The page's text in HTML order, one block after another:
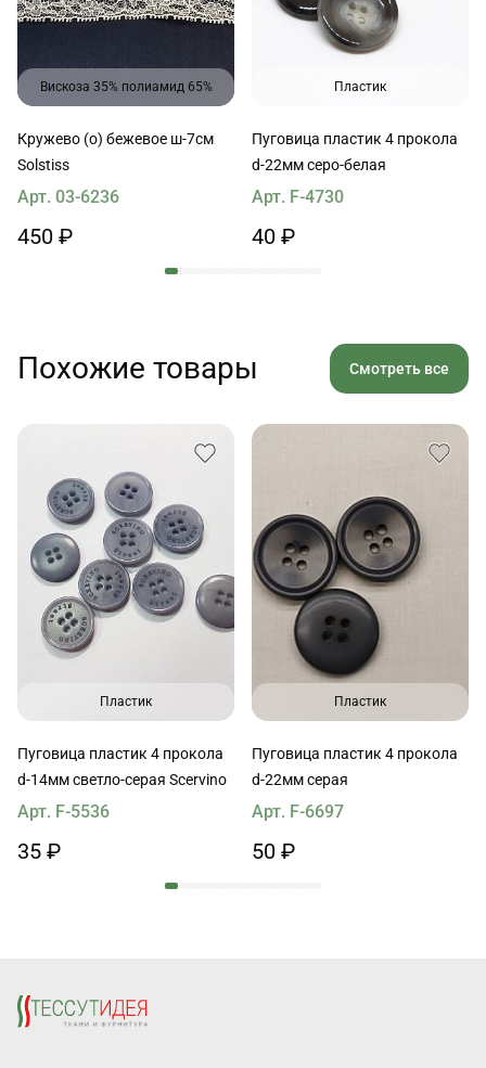
Вискоза 35% полиамид 65%
Кружево (о) бежевое ш-7см
Solstiss
Арт. 03-6236
450 ₽
Пластик
Пуговица пластик 4 прокола
d-22мм серо-белая
Арт. F-4730
40 ₽
Похожие товары Смотреть все
Пластик
Пуговица пластик 4 прокола
d-14мм светло-серая Scervino
Арт. F-5536
35 ₽
Пластик
Пуговица пластик 4 прокола
d-22мм серая
Арт. F-6697
50 ₽